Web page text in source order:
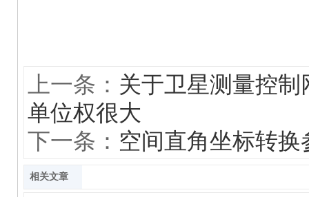
上一条： 关于卫星测量控
单位权很大
下一条： 空间直角坐标转换
相关文章